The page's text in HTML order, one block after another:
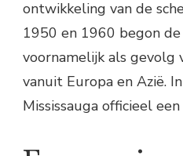
ontwikkeling van de
1950 en 1960 begon
voornamelijk als gevolg
vanuit Europa en Azië.
Mississauga officieel